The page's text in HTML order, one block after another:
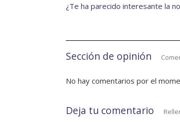
¿Te ha parecido interesante la
Sección de opinión
No hay comentarios por el
Deja tu comentario